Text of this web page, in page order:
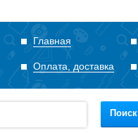
Главная
Оплата, доставка
Поиск